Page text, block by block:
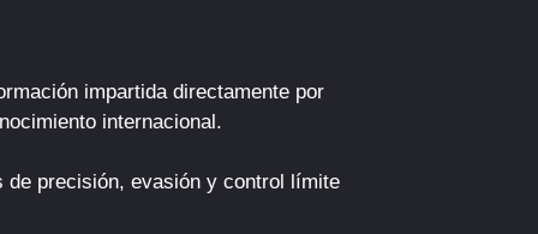
impartida directamente por
internacional.
de precisión, evasión y control límite